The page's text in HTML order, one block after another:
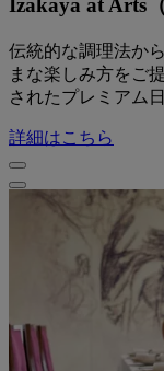
Izakaya at Arts
伝統的な調理法か
まな楽しみ方をご
されたプレミアム
詳細はこちら